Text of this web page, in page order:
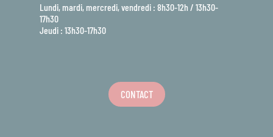
Lundi, mardi, mercredi, vendredi : 8h30-12h / 13h30-
17h30
Jeudi : 13h30-17h30
CONTACT